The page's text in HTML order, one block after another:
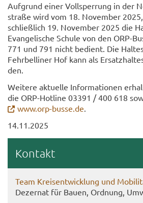
Auf­grund einer Voll­sper­rung in der
stra­ße wird vom 18. No­vem­ber
schließ­lich 19. No­vem­ber 2025 die
Evangelische Schu­le von den ORP-​
771 und 791 nicht be­dient. Die
Fehrbelliner Hof kann als
den.
Wei­te­re ak­tu­el­le In­for­ma­tio­nen
die ORP-​Hotline 03391 / 400 618
www.orp-​busse.de.
14.11.2025
Kon­takt
Team Kreis­ent­wick­lung und
De­zer­nat für Bauen, Ord­nung,